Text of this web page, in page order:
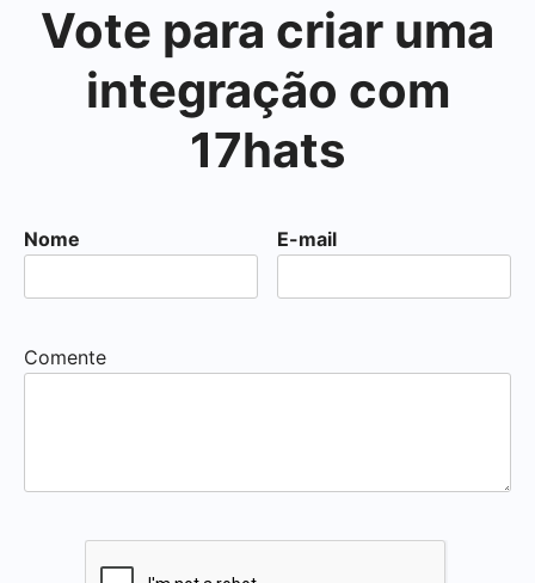
Vote para criar uma
integração com
17hats
Nome E-mail
Comente